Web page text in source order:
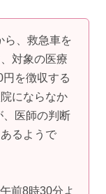
ら、救急車を
対象の医療
を徴収する
にならなか
、医師の判断
るようで
前8時30分よ